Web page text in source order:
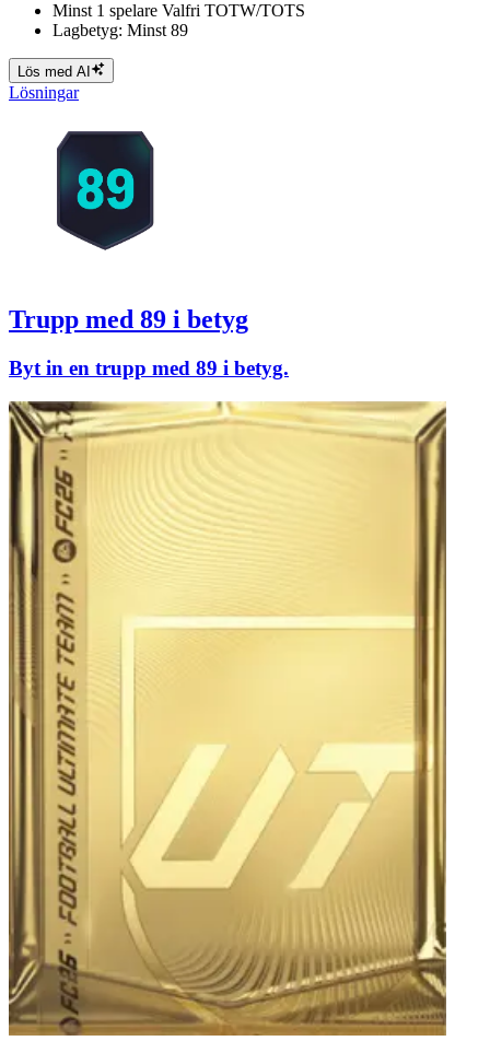
Minst 1 spelare Valfri TOTW/TOTS
Lagbetyg: Minst 89
Lös med AI
Lösningar
Trupp med 89 i betyg
Byt in en trupp med 89 i betyg.